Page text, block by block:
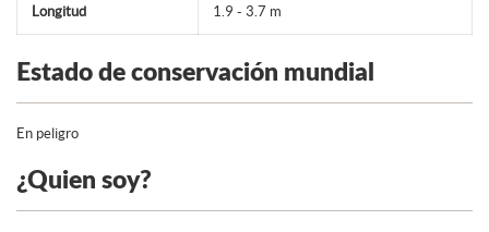
Longitud 1.9 - 3.7 m
Estado de conservación mundial
En peligro
¿Quien soy?